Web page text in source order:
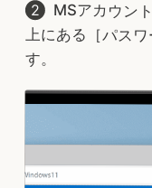
MSアカウン
上にある［パス
す。